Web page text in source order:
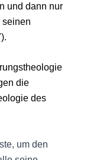
und dann nur
seinen
die
des
um den